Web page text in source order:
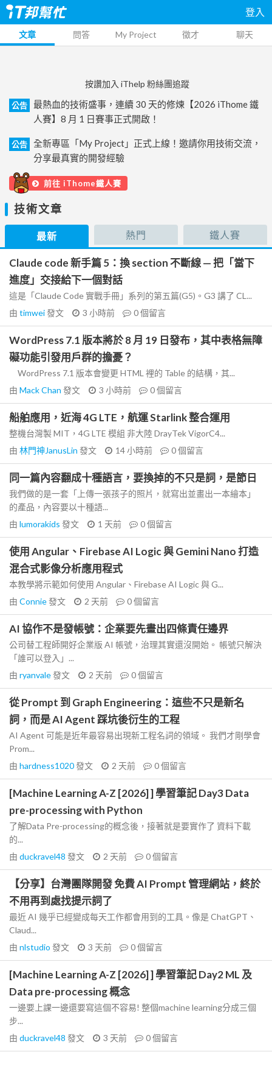
登入
文章 問答 My Project 徵才 聊天
按讚加入 iThelp 粉絲團追蹤
公告
最熱血的技術盛事，連續 30 天的修煉【2026 iThome 鐵
人賽】8 月 1 日賽事正式開啟！
公告
全新專區「My Project」正式上線！邀請你用技術交流，
分享最真實的開發經驗
前往 iThome鐵人賽
技術文章
最新 熱門 鐵人賽
Claude code 新手篇 5：換 section 不斷線 — 把「當下
進度」交接給下一個對話
這是「Claude Code 實戰手冊」系列的第五篇(G5)。G3 講了 CL...
由 timwei發文 3 小時前 0個留言
WordPress 7.1 版本將於 8 月 19 日發布，其中表格無障
礙功能引發用戶群的擔憂？
WordPress 7.1 版本會變更 HTML 裡的 Table 的結構，其...
由 Mack Chan 發文 3 小時前 0個留言
船舶應用，近海 4G LTE，航運 Starlink 整合運用
整機台灣製 MIT，4G LTE 模組 非大陸 DrayTek VigorC4...
由 林門神JanusLin 發文 14 小時前 0個留言
同一篇內容翻成十種語言，要換掉的不只是詞，是節日
我們做的是一套「上傳一張孩子的照片，就寫出並畫出一本繪本」
的產品，內容要以十種語...
由 lumorakids 發文 1 天前 0個留言
使用 Angular、Firebase AI Logic 與 Gemini Nano 打造
混合式影像分析應用程式
本教學將示範如何使用 Angular、Firebase AI Logic 與 G...
由 Connie發文 2 天前 0個留言
AI 協作不是發帳號：企業要先畫出四條責任邊界
公司替工程師開好企業版 AI 帳號，治理其實還沒開始。 帳號只解決
「誰可以登入」...
由 ryanvale發文 2 天前 0個留言
從 Prompt 到 Graph Engineering：這些不只是新名
詞，而是 AI Agent 踩坑後衍生的工程
AI Agent 可能是近年最容易出現新工程名詞的領域。 我們才剛學會
Prom...
由 hardness1020發文 2 天前 0個留言
[Machine Learning A-Z [2026] ] 學習筆記 Day3 Data
pre-processing with Python
了解Data Pre-processing的概念後，接著就是要實作了 資料下載
的...
由 duckravel48 發文 2 天前 0個留言
【分享】台灣團隊開發 免費 AI Prompt 管理網站，終於
不用再到處找提示詞了
最近 AI 幾乎已經變成每天工作都會用到的工具。像是 ChatGPT、
Claud...
由 nlstudio 發文 3 天前 0個留言
[Machine Learning A-Z [2026] ] 學習筆記 Day2 ML 及
Data pre-processing 概念
一邊要上課一邊還要寫這個不容易! 整個machine learning分成三個
步...
由 duckravel48 發文 3 天前 0個留言